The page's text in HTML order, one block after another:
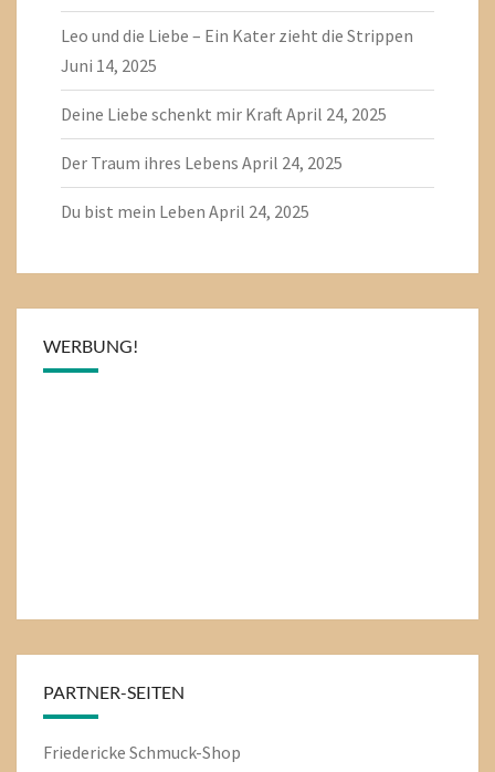
Leo und die Liebe – Ein Kater zieht die Strippen
Juni 14, 2025
Deine Liebe schenkt mir KraftApril 24, 2025
Der Traum ihres Lebens April 24, 2025
Du bist mein Leben April 24, 2025
WERBUNG!
PARTNER-SEITEN
Friedericke Schmuck-Shop